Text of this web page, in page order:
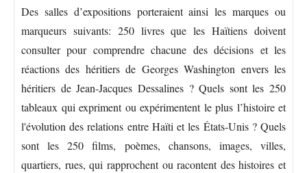
Des salles d’expositions porteraient ainsi les marques ou
marqueurs suivants: 250 livres que les Haïtiens doivent
consulter pour comprendre chacune des décisions et les
réactions des héritiers de Georges Washington envers les
héritiers de Jean-Jacques Dessalines ? Quels sont les 250
tableaux qui expriment ou expérimentent le plus l’histoire et
l'évolution des relations entre Haïti et les États-Unis ? Quels
sont les 250 films, poèmes, chansons, images, villes,
quartiers, rues, qui rapprochent ou racontent des histoires et